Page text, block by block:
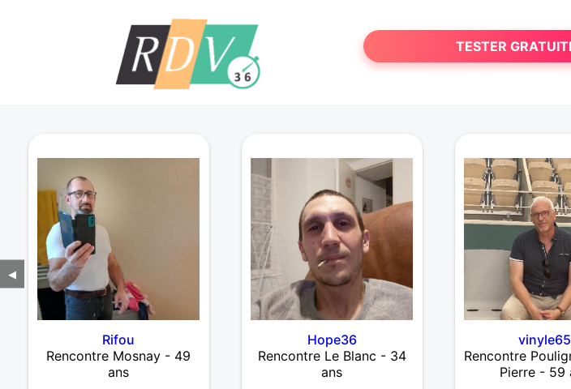
TESTER
◀
Rifou
Rencontre Mosnay - 49
ans
Hope36
Rencontre Le Blanc - 34
ans
vinyle65
Rencontre
Pierre - 59